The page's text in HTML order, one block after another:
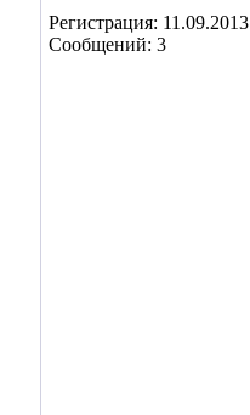
Регистрация: 11.09.2013
Сообщений: 3